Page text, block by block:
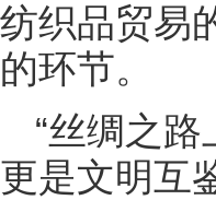
纺织品贸易
的环节。
“丝绸之
更是文明互